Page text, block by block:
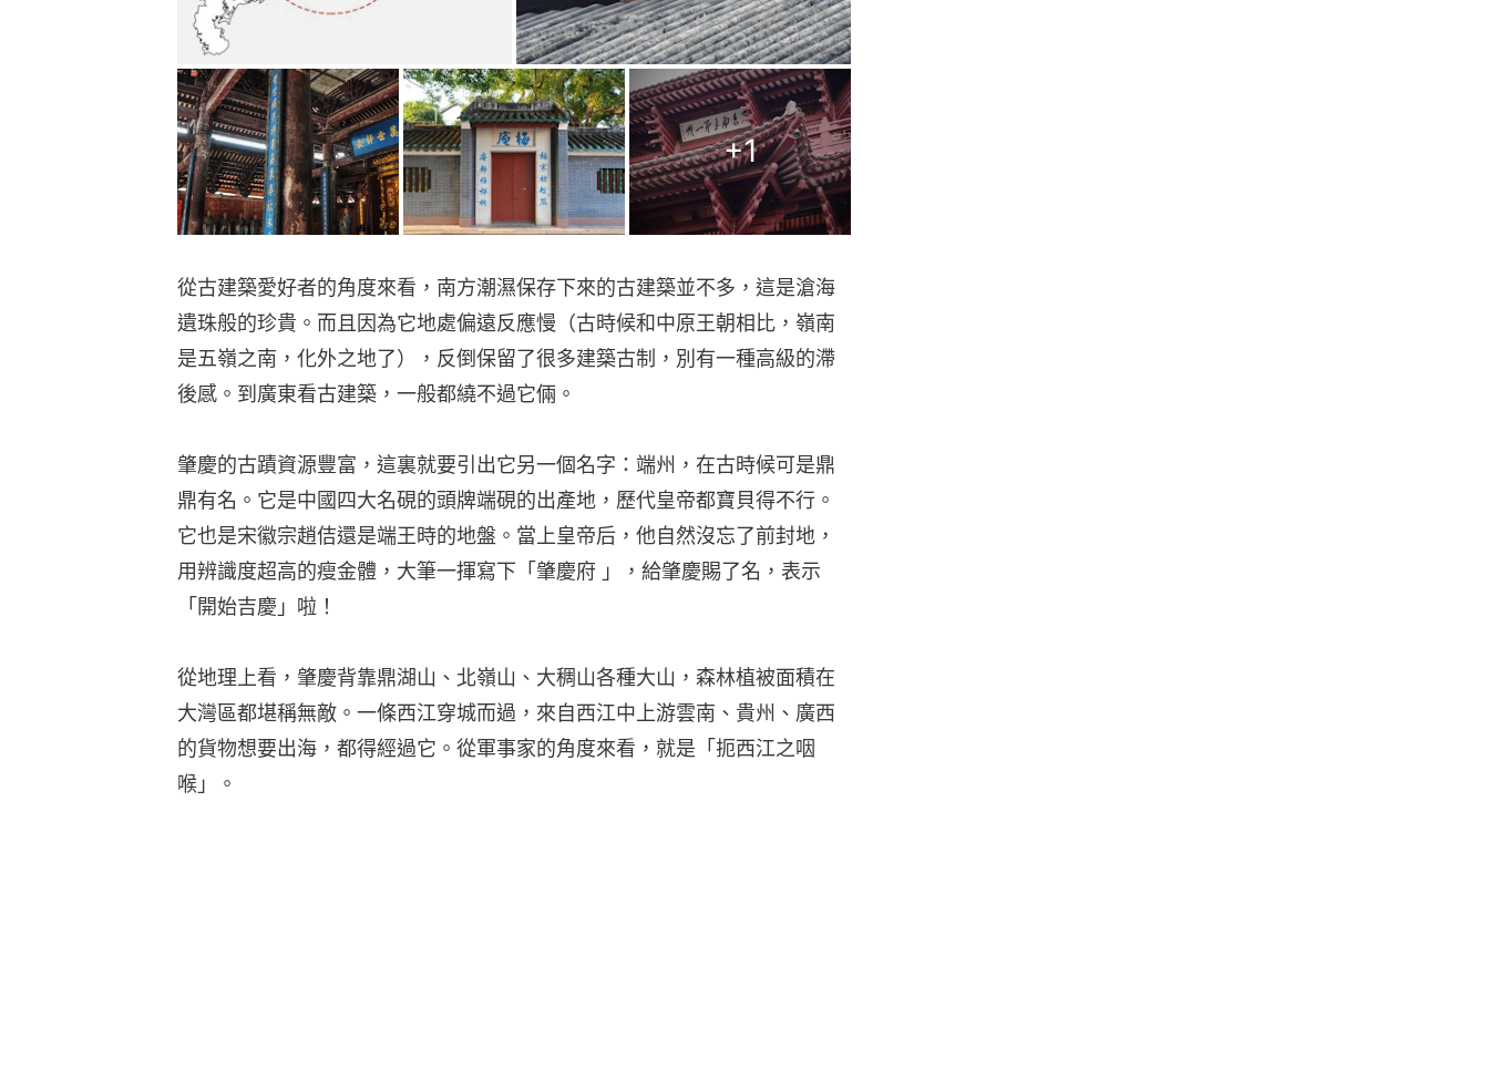
+1
從古建築愛好者的角度來看，南方潮濕保存下來的古建築並不多，這是滄海
遺珠般的珍貴。而且因為它地處偏遠反應慢（古時候和中原王朝相比，嶺南
是五嶺之南，化外之地了），反倒保留了很多建築古制，別有一種高級的滯
後感。到廣東看古建築，一般都繞不過它倆。
肇慶的古蹟資源豐富，這裏就要引出它另一個名字：端州，在古時候可是鼎
鼎有名。它是中國四大名硯的頭牌端硯的出產地，歷代皇帝都寶貝得不行。
它也是宋徽宗趙佶還是端王時的地盤。當上皇帝后，他自然沒忘了前封地，
用辨識度超高的瘦金體，大筆一揮寫下「肇慶府 」，給肇慶賜了名，表示
「開始吉慶」啦！
從地理上看，肇慶背靠鼎湖山、北嶺山、大稠山各種大山，森林植被面積在
大灣區都堪稱無敵。一條西江穿城而過，來自西江中上游雲南、貴州、廣西
的貨物想要出海，都得經過它。從軍事家的角度來看，就是「扼西江之咽
喉」。